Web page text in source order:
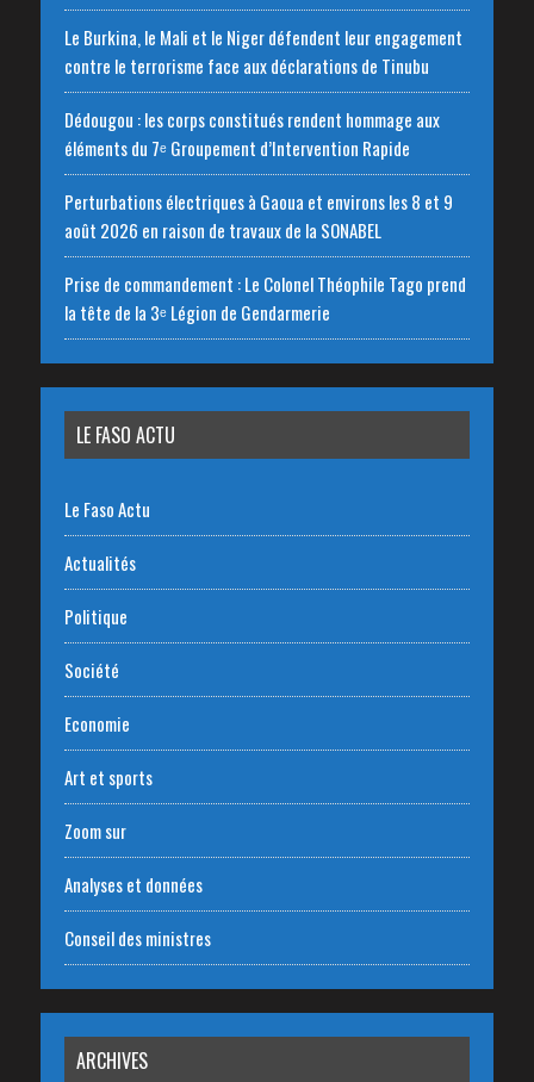
Le Burkina, le Mali et le Niger défendent leur engagement
contre le terrorisme face aux déclarations de Tinubu
Dédougou : les corps constitués rendent hommage aux
éléments du 7ᵉ Groupement d’Intervention Rapide
Perturbations électriques à Gaoua et environs les 8 et 9
août 2026 en raison de travaux de la SONABEL
Prise de commandement : Le Colonel Théophile Tago prend
la tête de la 3ᵉ Légion de Gendarmerie
LE FASO ACTU
Le Faso Actu
Actualités
Politique
Société
Economie
Art et sports
Zoom sur
Analyses et données
Conseil des ministres
ARCHIVES